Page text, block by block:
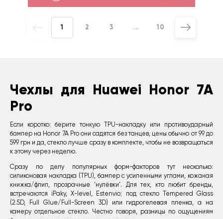
Чехлы для Huawei Honor 7A
Pro
Если коротко: берите тонкую TPU-накладку или противоударный
бампер на Honor 7A Pro они садятся без танцев, цены обычно от 99 до
599 грн и да, стекло лучше сразу в комплекте, чтобы не возвращаться
к этому через неделю.
Сразу по делу популярных форм-факторов тут несколько:
силиконовая накладка (TPU), бампер с усиленными углами, кожаная
книжка/флип, прозрачные 'нулёвки'. Для тех, кто любит бренды,
встречаются iPaky, X-level, Estenvio; под стекло Tempered Glass
(2.5D, Full Glue/Full-Screen 3D) или гидрогелевая пленка, а на
камеру отдельное стекло. Честно говоря, разницы по ощущениям
1 2 3 ... 10